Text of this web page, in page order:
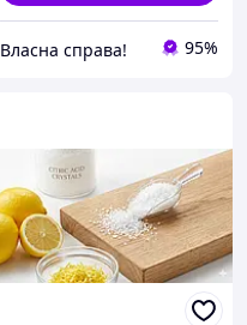
Власна справа! 95%